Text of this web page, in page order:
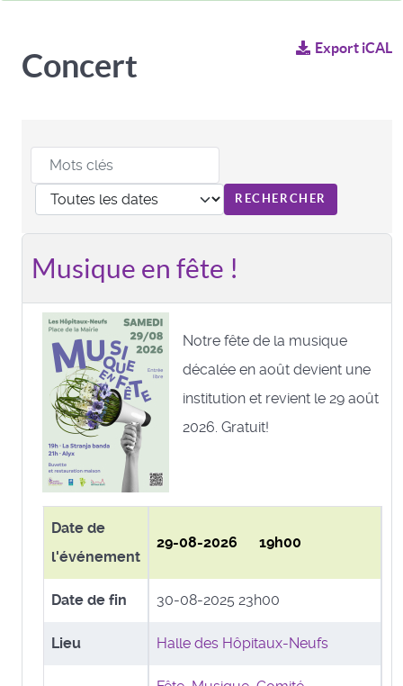
Concert Export iCAL
Musique en fête !
Notre fête de la musique
décalée en août devient une
institution et revient le 29 août
2026. Gratuit!
Date de
l'événement
29-08-2026 19h00
Date de fin 30-08-2025 23h00
Lieu Halle des Hôpitaux-Neufs